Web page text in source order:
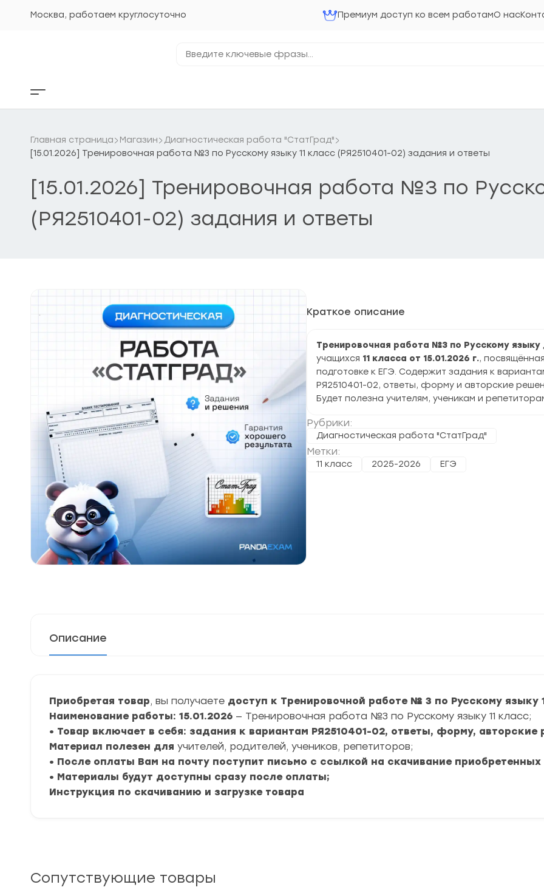
Москва, работаем круглосуточно Премиум доступ ко всем работамО нас
ключевые
Кнопка
бокового
Главная страница Магазин
Диагностическая работа "СтатГрад"
[15.01.2026] Тренировочная работа №3 по Русскому языку 11 класс (РЯ2510401-02) задания и ответы
[15.01.2026] Тренировочная работа №3 по
(РЯ2510401-02) задания и ответы
Краткое описание
Тренировочная работа №3 по Русскому языку
учащихся 11 класса от 15.01.2026 г., посвящённая
подготовке к ЕГЭ. Содержит задания к
РЯ2510401-02, ответы, форму и авторские
Будет полезна учителям, ученикам и
Рубрики:
Диагностическая работа "СтатГрад"
Метки:
11 класс 2025-2026 ЕГЭ
Описание
Приобретая товар, вы получаете доступ к Тренировочной работе № 3 по Русскому языку
Наименование работы: 15.01.2026 — Тренировочная работа №3 по Русскому языку 11 класс;
• Товар включает в себя: задания к вариантам РЯ2510401-02, ответы, форму, авторские
Материал полезен для учителей, родителей, учеников, репетиторов;
• После оплаты Вам на почту поступит письмо с ссылкой на скачивание приобретенных
• Материалы будут доступны сразу после оплаты;
Инструкция по скачиванию и загрузке товара
Сопутствующие товары